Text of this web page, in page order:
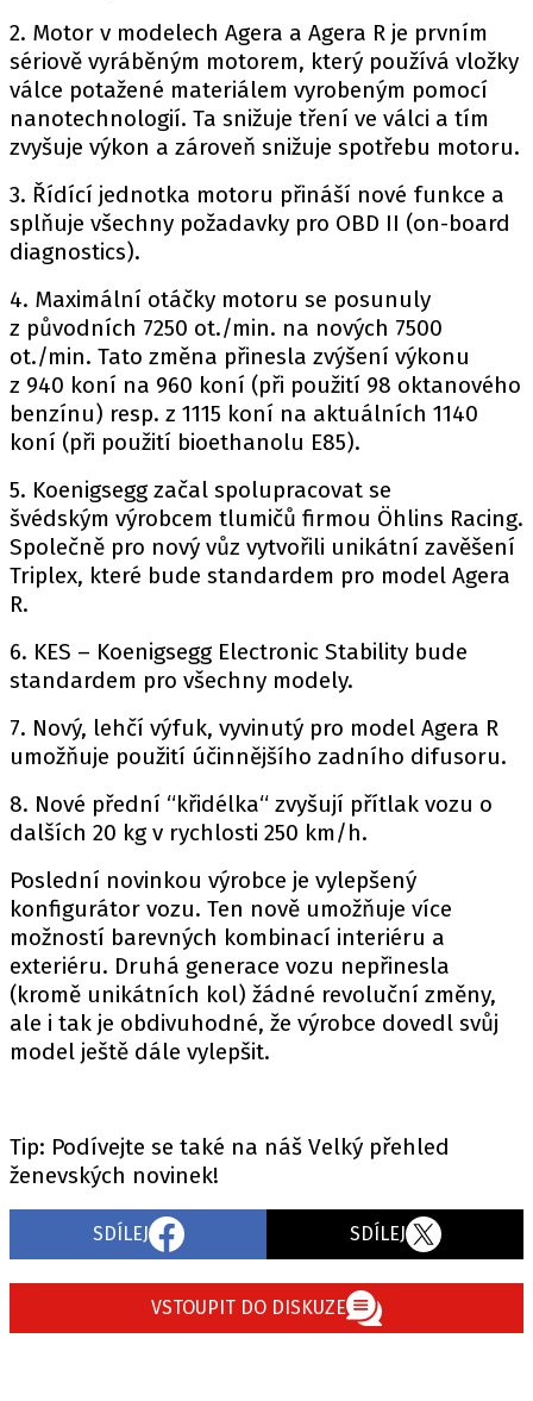
SLEDUJTE NÁS NA
Máte příběh, fotku nebo video?
Pošlete e-mail na autoroad.cz
VYDAVATEL
INZERCE
OSOBNÍ ÚDAJE / COOKIES
Provozovatelem serveru autoroad.cz je
INCORP MEDIA GROUP s.r.o., IČ: 118 23 054
2. Motor v modelech Agera a Agera R je prvním
sériově vyráběným motorem, který používá vložky
válce potažené materiálem vyrobeným pomocí
nanotechnologií. Ta snižuje tření ve válci a tím
zvyšuje výkon a zároveň snižuje spotřebu motoru.
3. Řídící jednotka motoru přináší nové funkce a
splňuje všechny požadavky pro OBD II (on-board
diagnostics).
4. Maximální otáčky motoru se posunuly
z původních 7250 ot./min. na nových 7500
ot./min. Tato změna přinesla zvýšení výkonu
z 940 koní na 960 koní (při použití 98 oktanového
benzínu) resp. z 1115 koní na aktuálních 1140
koní (při použití bioethanolu E85).
5. Koenigsegg začal spolupracovat se
švédským výrobcem tlumičů firmou Öhlins Racing.
Společně pro nový vůz vytvořili unikátní zavěšení
Triplex, které bude standardem pro model Agera
R.
6. KES – Koenigsegg Electronic Stability bude
standardem pro všechny modely.
7. Nový, lehčí výfuk, vyvinutý pro model Agera R
umožňuje použití účinnějšího zadního difusoru.
8. Nové přední “křidélka“ zvyšují přítlak vozu o
dalších 20 kg v rychlosti 250 km/h.
Poslední novinkou výrobce je vylepšený
konfigurátor vozu. Ten nově umožňuje více
možností barevných kombinací interiéru a
exteriéru. Druhá generace vozu nepřinesla
(kromě unikátních kol) žádné revoluční změny,
ale i tak je obdivuhodné, že výrobce dovedl svůj
model ještě dále vylepšit.
Tip: Podívejte se také na náš Velký přehled
ženevských novinek!
SDÍLEJ SDÍLEJ
VSTOUPIT DO DISKUZE